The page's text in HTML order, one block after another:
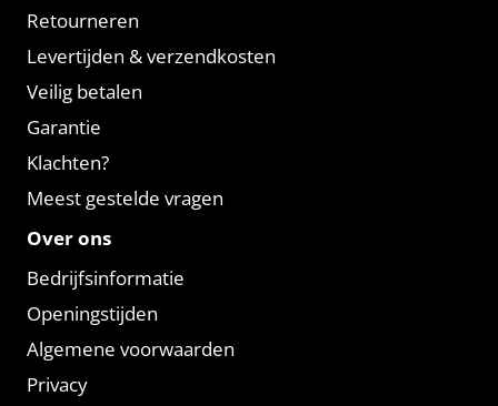
Retourneren
Levertijden & verzendkosten
Veilig betalen
Garantie
Klachten?
Meest gestelde vragen
Over ons
Bedrijfsinformatie
Openingstijden
Algemene voorwaarden
Privacy